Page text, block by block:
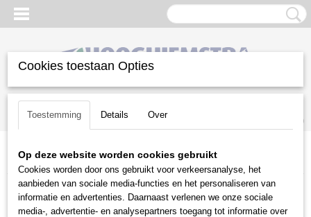
Inloggen Registreren
(0)
Home >Diversen
Diversen
Cookies toestaan Opties
Toestemming Details Over
Op deze website worden cookies gebruikt
Cookies worden door ons gebruikt voor verkeersanalyse, het
aanbieden van sociale media-functies en het personaliseren van
informatie en advertenties. Daarnaast verlenen we onze sociale
media-, advertentie- en analysepartners toegang tot informatie over